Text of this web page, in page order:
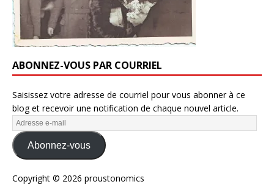
ABONNEZ-VOUS PAR COURRIEL
Saisissez votre adresse de courriel pour vous abonner à ce
blog et recevoir une notification de chaque nouvel article.
Abonnez-vous
Copyright © 2026 proustonomics